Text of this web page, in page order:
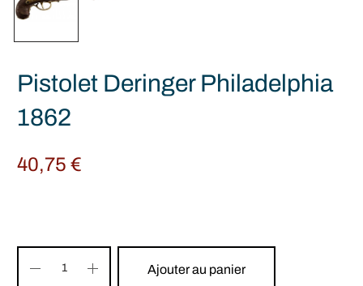
Pistolet Deringer Philadelphia
1862
40,75€
Ajouter au panier